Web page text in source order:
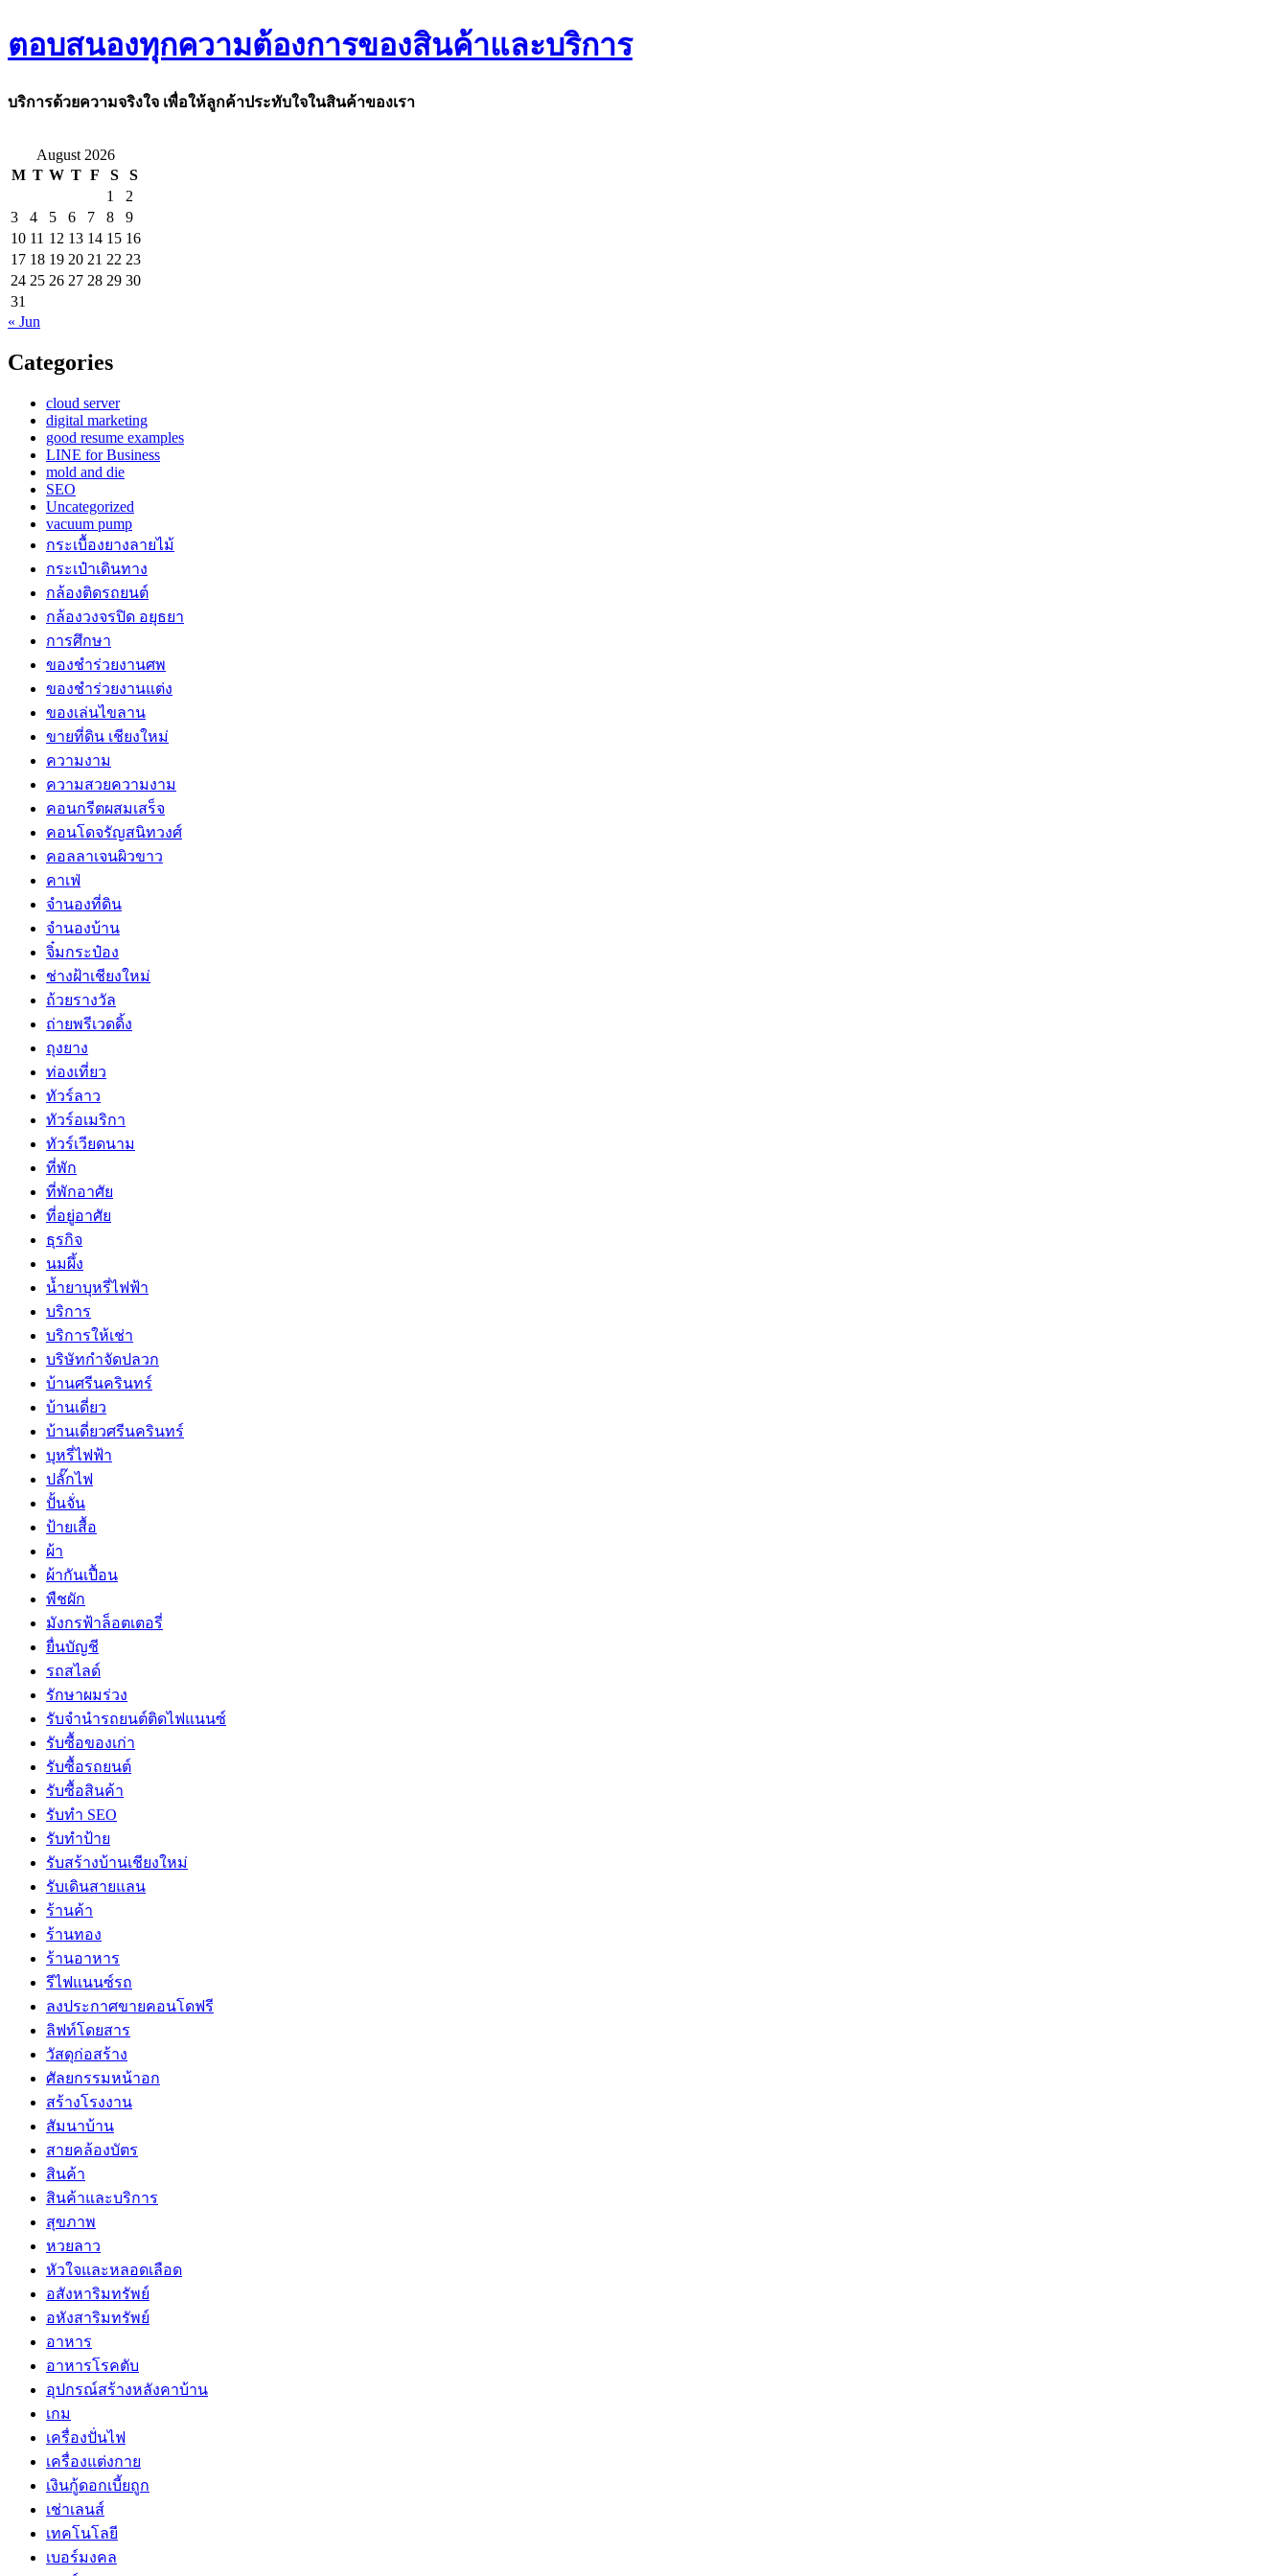
ตอบสนองทุกความต้องการของสินค้าและบริการ
บริการด้วยความจริงใจ เพื่อให้ลูกค้าประทับใจในสินค้าของเรา
August 2026
M T W T F S
S
1
2
3
4 5 6 7 8
9
10 11 12 13 14 15 16
17 18 19 20 21 22 23
24 25 26 27 28 29 30
31
« Jun
Categories
cloud server
digital marketing
good resume examples
LINE for Business
mold and die
SEO
Uncategorized
vacuum pump
กระเบื้องยางลายไม้
กระเป๋าเดินทาง
กล้องติดรถยนต์
กล้องวงจรปิด อยุธยา
การศึกษา
ของชำร่วยงานศพ
ของชำร่วยงานแต่ง
ของเล่นไขลาน
ขายที่ดิน เชียงใหม่
ความงาม
ความสวยความงาม
คอนกรีตผสมเสร็จ
คอนโดจรัญสนิทวงศ์
คอลลาเจนผิวขาว
คาเฟ่
จำนองที่ดิน
จำนองบ้าน
จิ๋มกระป๋อง
ช่างฝ้าเชียงใหม่
ถ้วยรางวัล
ถ่ายพรีเวดดิ้ง
ถุงยาง
ท่องเที่ยว
ทัวร์ลาว
ทัวร์อเมริกา
ทัวร์เวียดนาม
ที่พัก
ที่พักอาศัย
ที่อยู่อาศัย
ธุรกิจ
นมผึ้ง
น้ำยาบุหรี่ไฟฟ้า
บริการ
บริการให้เช่า
บริษัทกำจัดปลวก
บ้านศรีนครินทร์
บ้านเดี่ยว
บ้านเดี่ยวศรีนครินทร์
บุหรี่ไฟฟ้า
ปลั๊กไฟ
ปั้นจั่น
ป้ายเสื้อ
ผ้า
ผ้ากันเปื้อน
พืชผัก
มังกรฟ้าล็อตเตอรี่
ยื่นบัญชี
รถสไลด์
รักษาผมร่วง
รับจํานํารถยนต์ติดไฟแนนซ์
รับซื้อของเก่า
รับซื้อรถยนต์
รับซื้อสินค้า
รับทำ SEO
รับทำป้าย
รับสร้างบ้านเชียงใหม่
รับเดินสายแลน
ร้านค้า
ร้านทอง
ร้านอาหาร
รีไฟแนนซ์รถ
ลงประกาศขายคอนโดฟรี
ลิฟท์โดยสาร
วัสดุก่อสร้าง
ศัลยกรรมหน้าอก
สร้างโรงงาน
สัมนาบ้าน
สายคล้องบัตร
สินค้า
สินค้าและบริการ
สุขภาพ
หวยลาว
หัวใจและหลอดเลือด
อสังหาริมทรัพย์
อหังสาริมทรัพย์
อาหาร
อาหารโรคตับ
อุปกรณ์สร้างหลังคาบ้าน
เกม
เครื่องปั่นไฟ
เครื่องแต่งกาย
เงินกู้ดอกเบี้ยถูก
เช่าเลนส์
เทคโนโลยี
เบอร์มงคล